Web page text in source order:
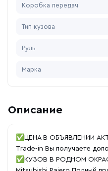
Коробка передач
Тип кузова
Руль
Марка
Описание
✅️ЦЕНА В ОБЪЯВЛЕНИИ
Тrade-in Вы получаете
✅️КУЗОВ В РОДНОМ